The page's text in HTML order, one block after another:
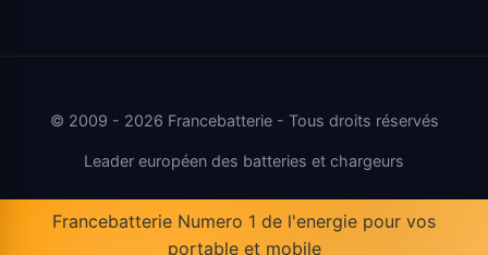
© 2009 - 2026 Francebatterie - Tous droits réservés
Leader européen des batteries et chargeurs
Francebatterie Numero 1 de l'energie pour vos
portable et mobile